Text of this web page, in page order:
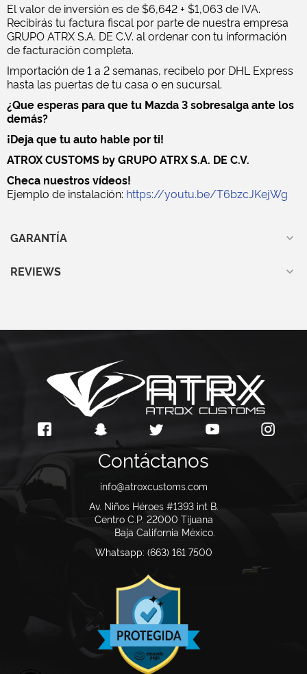
El valor de inversión es de $6,642 + $1,063 de IVA.
Recibirás tu factura fiscal por parte de nuestra empresa
GRUPO ATRX S.A. DE C.V. al ordenar con tu información
de facturación completa.
Importación de 1 a 2 semanas, recíbelo por DHL Express
hasta las puertas de tu casa o en sucursal.
¿Que esperas para que tu Mazda 3 sobresalga ante los
demás?
¡Deja que tu auto hable por ti!
ATROX CUSTOMS by GRUPO ATRX S.A. DE C.V.
Checa nuestros vídeos!
Ejemplo de instalación: https://youtu.be/T6bzcJKejWg
GARANTÍA
REVIEWS
Contáctanos
info@atroxcustoms.com
Av. Niños Héroes #1393 int B.
Centro C.P. 22000 Tijuana
Baja California México.
Whatsapp: (663) 161 7500